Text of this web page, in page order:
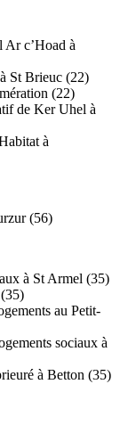
Ar c’Hoad à
St Brieuc (22)
(22)
de Ker Uhel à
à
(56)
à St Armel (35)
au Petit-
sociaux à
à Betton (35)